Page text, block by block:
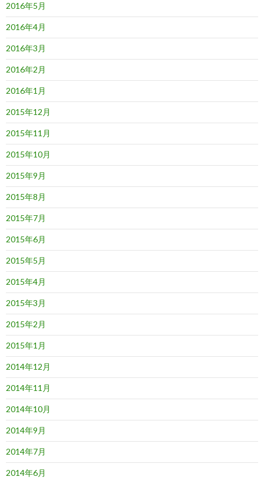
2016年5月
2016年4月
2016年3月
2016年2月
2016年1月
2015年12月
2015年11月
2015年10月
2015年9月
2015年8月
2015年7月
2015年6月
2015年5月
2015年4月
2015年3月
2015年2月
2015年1月
2014年12月
2014年11月
2014年10月
2014年9月
2014年7月
2014年6月